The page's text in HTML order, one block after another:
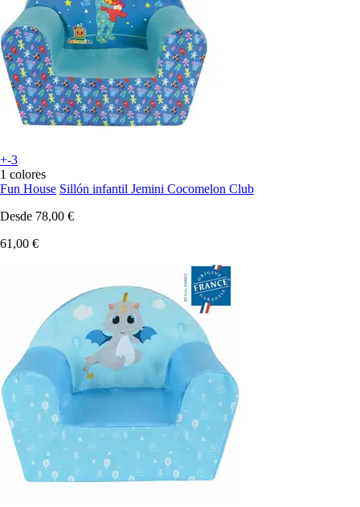
+-3
1 colores
Fun House Sillón infantil Jemini Cocomelon Club
Desde 78,00 €
61,00 €